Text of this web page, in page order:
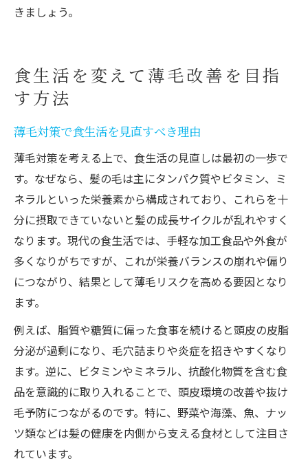
きましょう。
食生活を変えて薄毛改善を目指
す方法
薄毛対策で食生活を見直すべき理由
薄毛対策を考える上で、食生活の見直しは最初の一歩で
す。なぜなら、髪の毛は主にタンパク質やビタミン、ミ
ネラルといった栄養素から構成されており、これらを十
分に摂取できていないと髪の成長サイクルが乱れやすく
なります。現代の食生活では、手軽な加工食品や外食が
多くなりがちですが、これが栄養バランスの崩れや偏り
につながり、結果として薄毛リスクを高める要因となり
ます。
例えば、脂質や糖質に偏った食事を続けると頭皮の皮脂
分泌が過剰になり、毛穴詰まりや炎症を招きやすくなり
ます。逆に、ビタミンやミネラル、抗酸化物質を含む食
品を意識的に取り入れることで、頭皮環境の改善や抜け
毛予防につながるのです。特に、野菜や海藻、魚、ナッ
ツ類などは髪の健康を内側から支える食材として注目さ
れています。